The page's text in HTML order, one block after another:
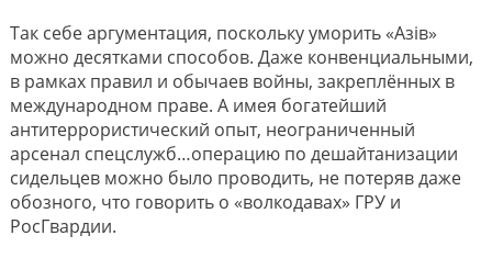
Так себе аргументация, поскольку уморить «Азiв»
можно десятками способов. Даже конвенциальными,
в рамках правил и обычаев войны, закреплённых в
международном праве. А имея богатейший
антитеррористический опыт, неограниченный
арсенал спецслужб…операцию по дешайтанизации
сидельцев можно было проводить, не потеряв даже
обозного, что говорить о «волкодавах» ГРУ и
РосГвардии.